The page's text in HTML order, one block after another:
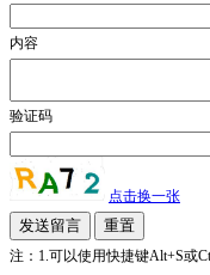
内容
验证码
点击换一张
注：1.可以使用快捷键Alt+S